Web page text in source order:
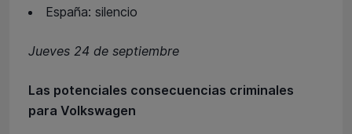
España: silencio
Jueves 24 de septiembre
Las potenciales consecuencias criminales
para Volkswagen